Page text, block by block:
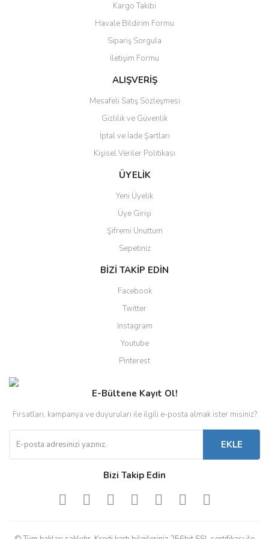
Ürün açıklamasında eksik bilgiler bulunuyor.
Ürün bilgilerinde hatalar bulunuyor.
Ürün fiyatı diğer sitelerden daha pahalı.
Bu ürüne benzer farklı alternatifler olmalı.
Gönder
Kargo Takibi
Havale Bildirim Formu
Sipariş Sorgula
İletişim Formu
ALIŞVERİŞ
Mesafeli Satış Sözleşmesi
Gizlilik ve Güvenlik
İptal ve İade Şartları
Kişisel Veriler Politikası
ÜYELİK
Yeni Üyelik
Üye Girişi
Şifremi Unuttum
Sepetiniz
BİZİ TAKİP EDİN
Facebook
Twitter
Instagram
Youtube
Pinterest
E-Bültene Kayıt Ol!
Fırsatları, kampanya ve duyuruları ile ilgili e-posta almak ister misiniz?
EKLE
Bizi Takip Edin